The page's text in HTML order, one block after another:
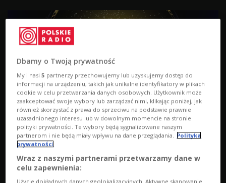
Tłusty Czwartek 15 czerwca godz. 22:03
Dbamy o Twoją prywatność
My i nasi5 partnerzy przechowujemy lub uzyskujemy dostęp do
informacji na urządzeniu, takich jak unikalne identyfikatory w plikach
cookie w celu przetwarzania danych osobowych. Użytkownik może
zaakceptować swoje wybory lub zarządzać nimi, klikając poniżej, jak
również skorzystać z prawa do sprzeciwu na podstawie prawnie
uzasadnionego interesu lub w dowolnym momencie na stronie
polityki prywatności. Te wybory będą sygnalizowane naszym
partnerom i nie będą miały wpływu na dane przeglądania.
Polityka
prywatności
Wraz z naszymi partnerami przetwarzamy dane w
celu zapewnienia:
Użycie dokładnych danych geolokalizacyjnych. Aktywne skanowanie